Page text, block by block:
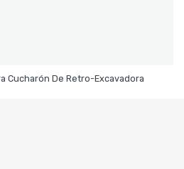
Cucharón De Retro-Excavadora